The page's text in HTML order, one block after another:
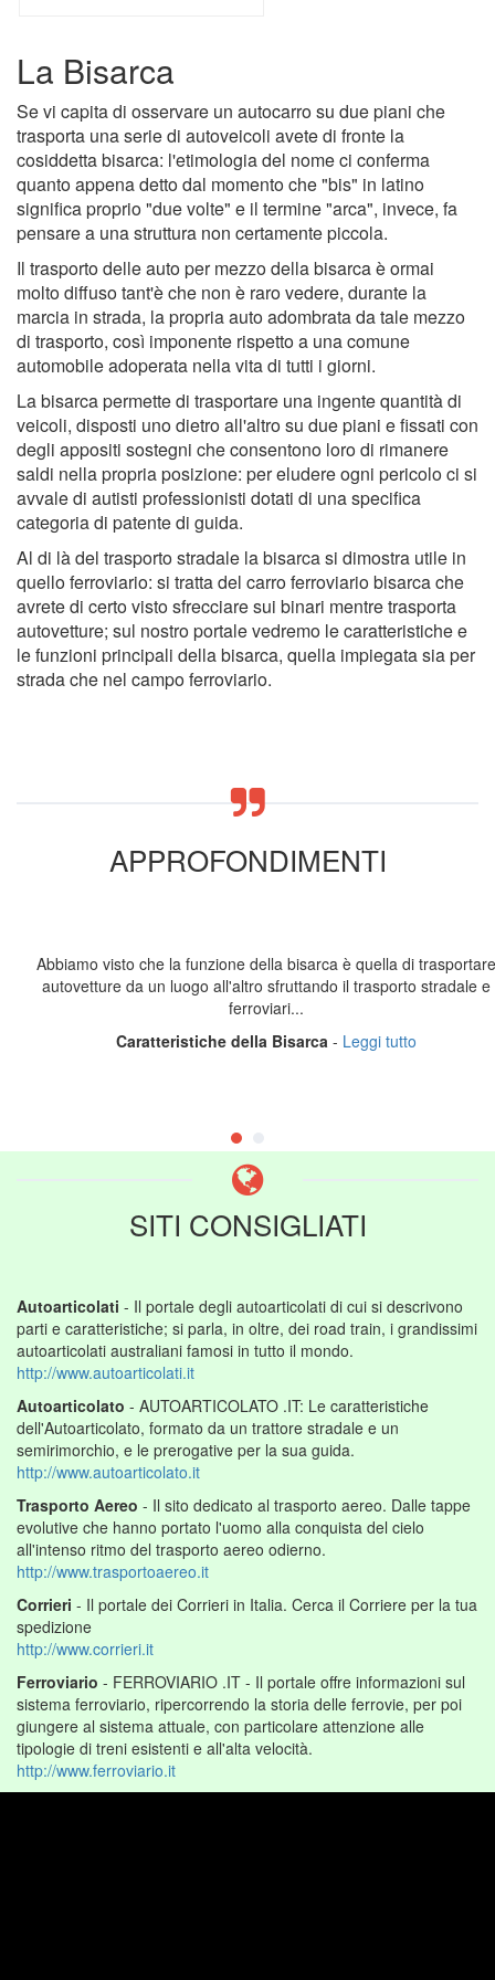
La Bisarca
Se vi capita di osservare un autocarro su due piani che
trasporta una serie di autoveicoli avete di fronte la
cosiddetta bisarca: l'etimologia del nome ci conferma
quanto appena detto dal momento che "bis" in latino
significa proprio "due volte" e il termine "arca", invece, fa
pensare a una struttura non certamente piccola.
Il trasporto delle auto per mezzo della bisarca è ormai
molto diffuso tant'è che non è raro vedere, durante la
marcia in strada, la propria auto adombrata da tale mezzo
di trasporto, così imponente rispetto a una comune
automobile adoperata nella vita di tutti i giorni.
La bisarca permette di trasportare una ingente quantità di
veicoli, disposti uno dietro all'altro su due piani e fissati con
degli appositi sostegni che consentono loro di rimanere
saldi nella propria posizione: per eludere ogni pericolo ci si
avvale di autisti professionisti dotati di una specifica
categoria di patente di guida.
Al di là del trasporto stradale la bisarca si dimostra utile in
quello ferroviario: si tratta del carro ferroviario bisarca che
avrete di certo visto sfrecciare sui binari mentre trasporta
autovetture; sul nostro portale vedremo le caratteristiche e
le funzioni principali della bisarca, quella impiegata sia per
strada che nel campo ferroviario.
APPROFONDIMENTI
Abbiamo visto che la funzione della bisarca è quella di trasportare
autovetture da un luogo all'altro sfruttando il trasporto stradale e
ferroviari...
Caratteristiche della Bisarca-Leggi tutto
SITI CONSIGLIATI
autoarticolati australiani famosi in tutto il mondo.
http://www.autoarticolati.it
Autoarticolato- AUTOARTICOLATO .IT: Le caratteristiche
semirimorchio, e le prerogative per la sua guida.
http://www.autoarticolato.it
Trasporto Aereo- Il sito dedicato al trasporto aereo. Dalle tappe
all'intenso ritmo del trasporto aereo odierno.
http://www.trasportoaereo.it
Corrieri- Il portale dei Corrieri in Italia. Cerca il Corriere per la tua
http://www.corrieri.it
Ferroviario- FERROVIARIO .IT - Il portale offre informazioni sul
giungere al sistema attuale, con particolare attenzione alle
tipologie di treni esistenti e all'alta velocità.
http://www.ferroviario.it